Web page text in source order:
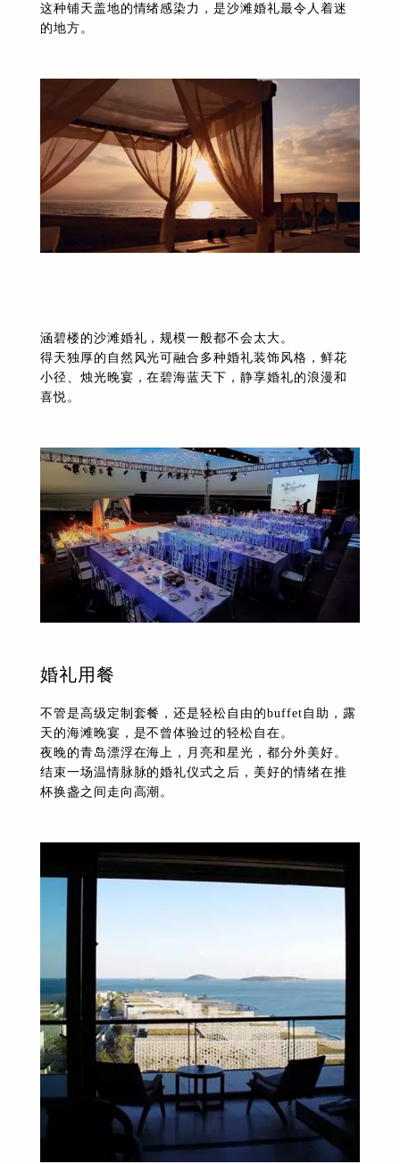
下拉
这种铺天盖地的情绪感染力，是沙滩婚礼最令人着迷
的地方。
涵碧楼的沙滩婚礼，规模一般都不会太大。
得天独厚的自然风光可融合多种婚礼装饰风格，鲜花
小径、烛光晚宴，在碧海蓝天下，静享婚礼的浪漫和
喜悦。
婚礼用餐
不管是高级定制套餐，还是轻松自由的buffet自助，露
天的海滩晚宴，是不曾体验过的轻松自在。
夜晚的青岛漂浮在海上，月亮和星光，都分外美好。
结束一场温情脉脉的婚礼仪式之后，美好的情绪在推
杯换盏之间走向高潮。